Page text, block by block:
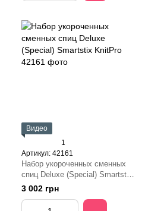
Видео
1
Артикул: 42161
Набор укороченных сменных
спиц Deluxe (Special) Smartstix
KnitPro
3 002 грн